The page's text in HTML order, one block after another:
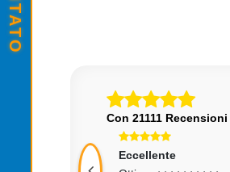
Con 21111 Recensioni
Eccellente